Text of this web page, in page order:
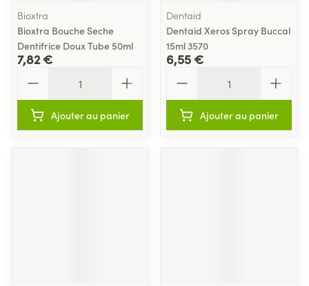
Bioxtra
Bioxtra Bouche Seche
Dentifrice Doux Tube 50ml
7,82 €
Ajouter au panier
Dentaid
Dentaid Xeros Spray Buccal
15ml 3570
6,55 €
Ajouter au panier